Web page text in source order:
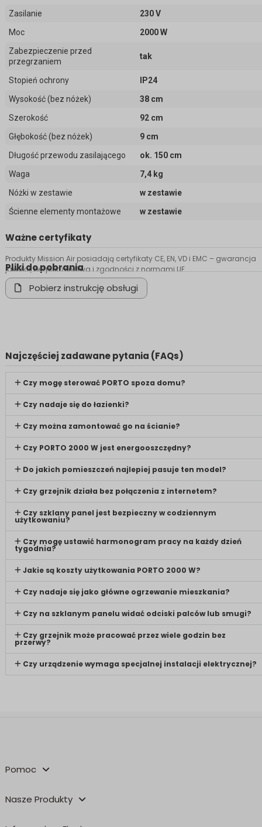
Zasilanie
230 V
Moc
2000 W
Zabezpieczenie przed
przegrzaniem
tak
Stopień ochrony
IP24
Wysokość (bez nóżek)
38 cm
Szerokość
92 cm
Głębokość (bez nóżek)
9 cm
Długość przewodu zasilającego
ok. 150 cm
Waga
7,4 kg
Nóżki w zestawie
w zestawie
Ścienne elementy montażowe
w zestawie
Ważne certyfikaty
Produkty Mission Air posiadają certyfikaty CE, EN, VD i EMC – gwarancja
jakości, bezpieczeństwa i zgodności z normami UE.
Pliki do pobrania
Pobierz instrukcję obsługi
Najczęściej zadawane pytania (FAQs)
Czy mogę sterować PORTO spoza domu?
Czy nadaje się do łazienki?
Czy można zamontować go na ścianie?
Czy PORTO 2000 W jest energooszczędny?
Do jakich pomieszczeń najlepiej pasuje ten model?
Czy grzejnik działa bez połączenia z internetem?
Czy szklany panel jest bezpieczny w codziennym
użytkowaniu?
Czy mogę ustawić harmonogram pracy na każdy dzień
tygodnia?
Jakie są koszty użytkowania PORTO 2000 W?
Czy nadaje się jako główne ogrzewanie mieszkania?
Czy na szklanym panelu widać odciski palców lub smugi?
Czy grzejnik może pracować przez wiele godzin bez
przerwy?
Czy urządzenie wymaga specjalnej instalacji elektrycznej?
Pomoc
Nasze Produkty